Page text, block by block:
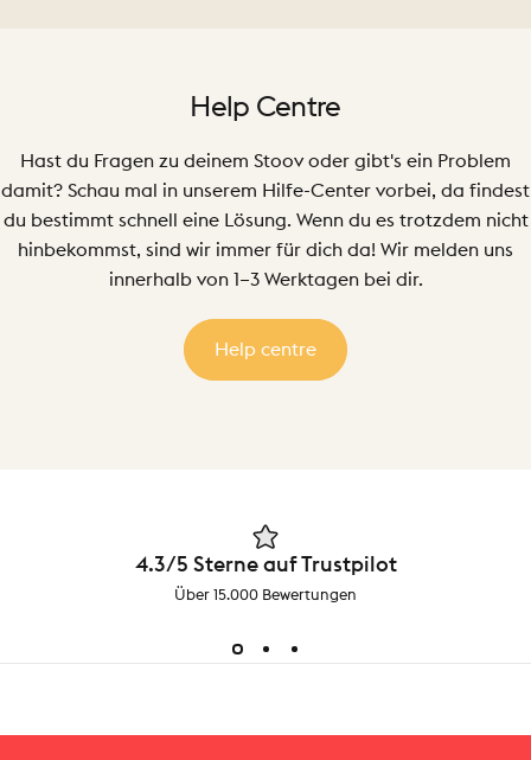
Help Centre
Hast du Fragen zu deinem Stoov oder gibt's ein Problem
damit? Schau mal in unserem Hilfe-Center vorbei, da findest
du bestimmt schnell eine Lösung. Wenn du es trotzdem nicht
hinbekommst, sind wir immer für dich da! Wir melden uns
innerhalb von 1–3 Werktagen bei dir.
Help centre
4.3/5 Sterne auf Trustpilot
Über 15.000 Bewertungen